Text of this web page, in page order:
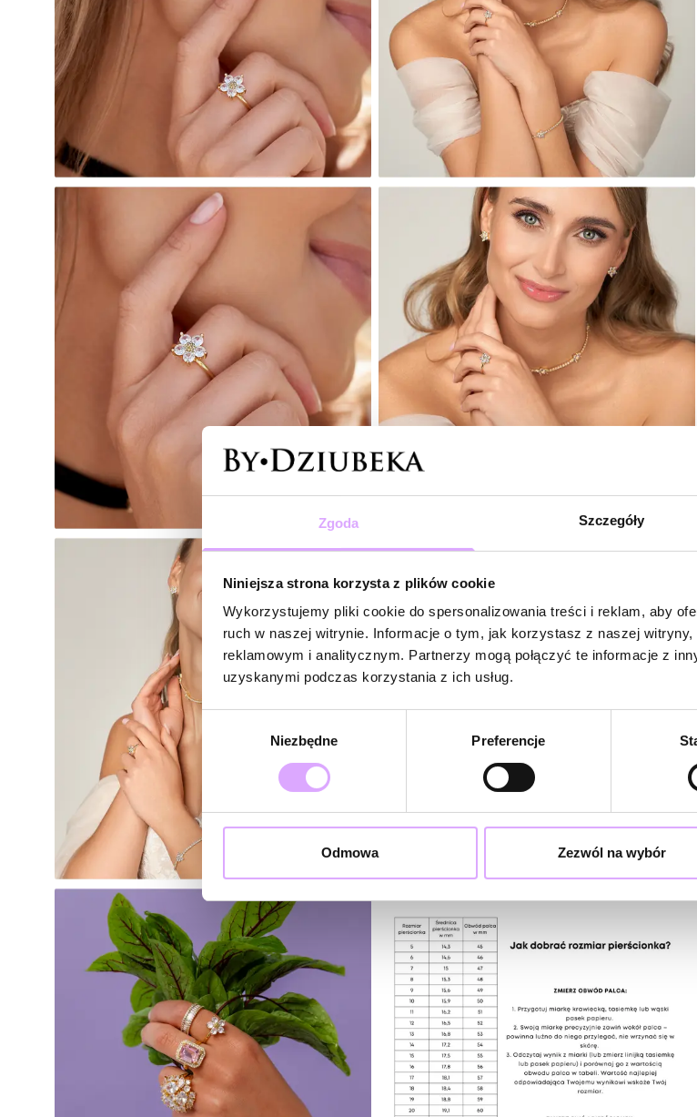
Zgoda Szczegóły
Niniejsza strona korzysta z plików cookie
Wykorzystujemy pliki cookie do spersonalizowania treści i reklam, aby
ruch w naszej witrynie. Informacje o tym, jak korzystasz z naszej
reklamowym i analitycznym. Partnerzy mogą połączyć te informacje z
uzyskanymi podczas korzystania z ich usług.
Niezbędne Preferencje
Odmowa Zezwól na wybór